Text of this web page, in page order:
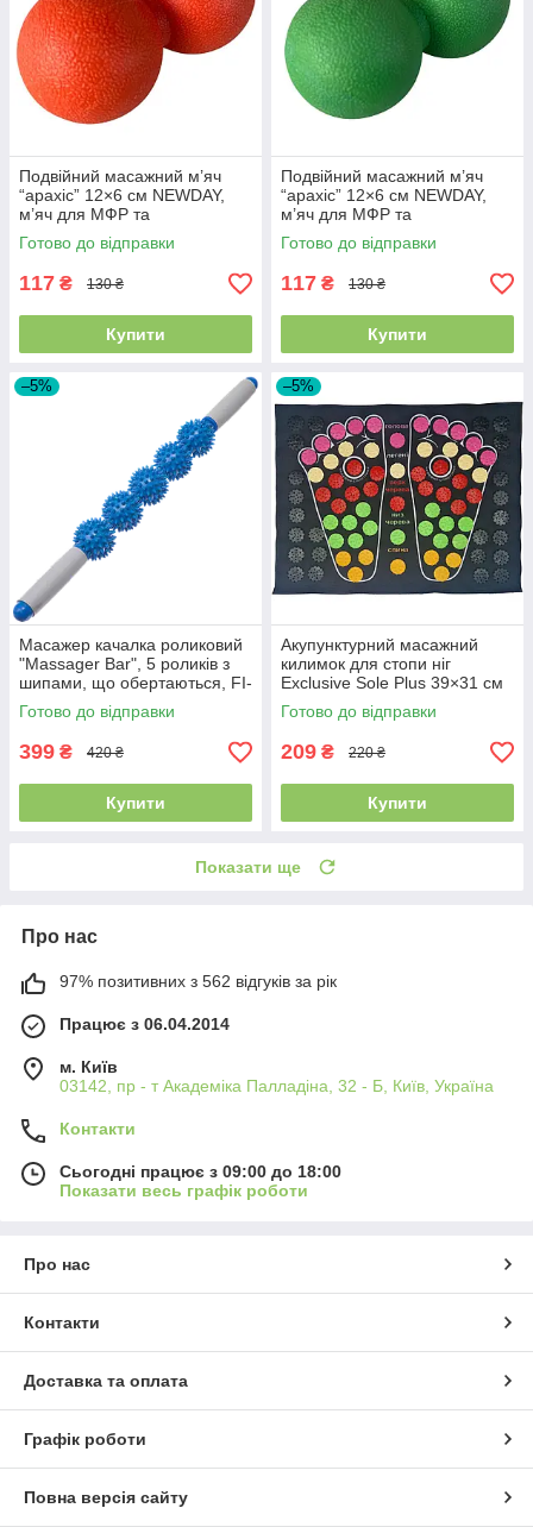
Подвійний масажний м’яч
“арахіс” 12×6 см NEWDAY,
м’яч для МФР та
самомасажу, помаранчевий
SF-9591
Готово до відправки
117 ₴ 130 ₴
Купити
Подвійний масажний м’яч
“арахіс” 12×6 см NEWDAY,
м’яч для МФР та
самомасажу, зелений SF-
9614
Готово до відправки
117 ₴ 130 ₴
Купити
–5%
Масажер качалка роликовий
"Massager Bar", 5 роликів з
шипами, що обертаються, FI-
1794
Готово до відправки
399 ₴ 420 ₴
Купити
–5%
Акупунктурний масажний
килимок для стопи ніг
Exclusive Sole Plus 39×31 см
Готово до відправки
209 ₴ 220 ₴
Купити
Показати ще
Про нас
97% позитивних з 562 відгуків за рік
Працює з 06.04.2014
м. Київ
03142, пр - т Академіка Палладіна, 32 - Б, Київ, Україна
Контакти
Сьогодні працює з 09:00 до 18:00
Показати весь графік роботи
Про нас
Контакти
Доставка та оплата
Графік роботи
Повна версія сайту